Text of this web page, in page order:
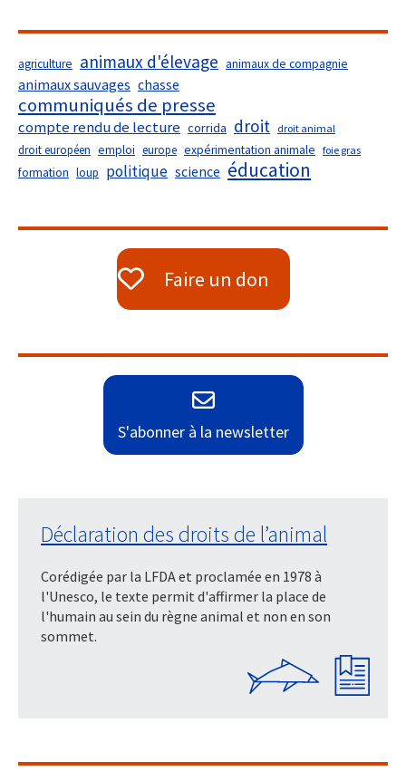
agriculture animaux d'élevage animaux de compagnie
animaux sauvages chasse
communiqués de presse
compte rendu de lecture corrida droit droit animal
droit européen emploi europe expérimentation animale foie gras
formation loup politique science éducation
Faire un don
S'abonner à la newsletter
Déclaration des droits de l’animal
Corédigée par la LFDA et proclamée en 1978 à
l'Unesco, le texte permit d'affirmer la place de
l'humain au sein du règne animal et non en son
sommet.